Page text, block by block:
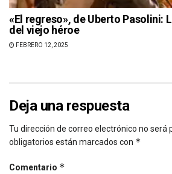
«El regreso», de Uberto Pasolini:
del viejo héroe
FEBRERO 12, 2025
Deja una respuesta
Tu dirección de correo electrónico no será
obligatorios están marcados con *
Comentario *